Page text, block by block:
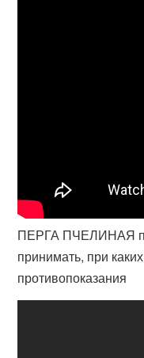
ПЕРГА ПЧЕЛИНАЯ
принимать, при
противопоказания